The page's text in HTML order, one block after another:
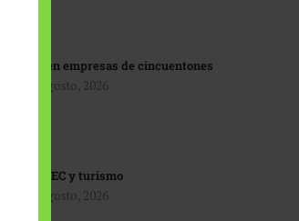
IA en empresas de cincuentones
3 agosto, 2026
TMEC y turismo
3 agosto, 2026